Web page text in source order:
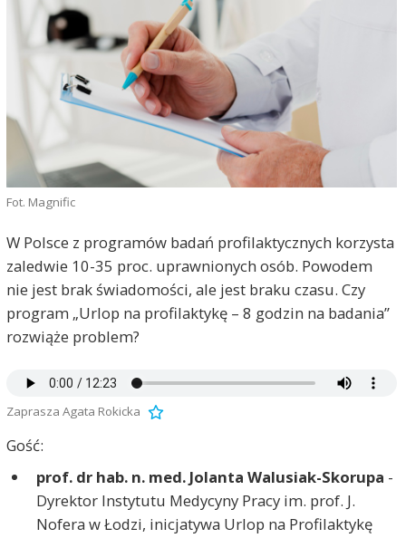
Fot. Magnific
W Polsce z programów badań profilaktycznych korzysta
zaledwie 10-35 proc. uprawnionych osób. Powodem
nie jest brak świadomości, ale jest braku czasu. Czy
program „Urlop na profilaktykę – 8 godzin na badania”
rozwiąże problem?
Zaprasza Agata Rokicka
Gość:
prof. dr hab. n. med. Jolanta Walusiak-Skorupa -
Dyrektor Instytutu Medycyny Pracy im. prof. J.
Nofera w Łodzi, inicjatywa Urlop na Profilaktykę